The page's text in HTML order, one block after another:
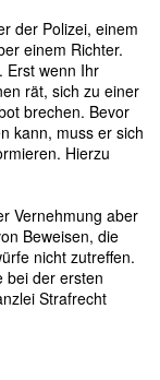
der Polizei, einem
einem Richter.
Erst wenn Ihr
rät, sich zu einer
brechen. Bevor
kann, muss er sich
Hierzu
Vernehmung aber
Beweisen, die
nicht zutreffen.
bei der ersten
Strafrecht